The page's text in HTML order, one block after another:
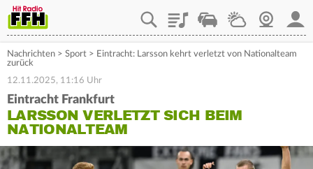
PlaylistStaupilotWetterWebcam
Nachrichten > Sport > Eintracht: Larsson kehrt verletzt von Nationalteam
zurück
12.11.2025, 11:16 Uhr
Eintracht Frankfurt
LARSSON VERLETZT SICH BEIM
NATIONALTEAM